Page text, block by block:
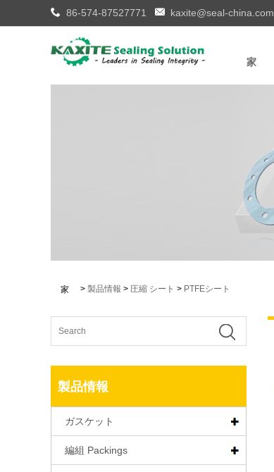
86-574-87527771 kaxite@seal-china.com
家
家 > 製品情報 > 圧縮 シート > PTFEシート
製品情報
ガスケット
編組 Packings